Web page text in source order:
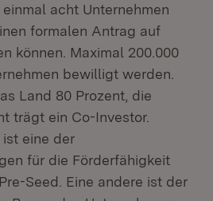
acht Unternehmen
formalen Antrag auf
können. Maximal 200.000
bewilligt werden.
Land 80 Prozent, die
trägt ein Co-Investor.
eine der
für die Förderfähigkeit
Seed. Eine andere ist der